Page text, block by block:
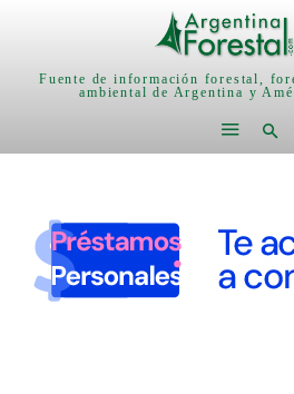
Fuente de información forestal,
ambiental de Argentina y